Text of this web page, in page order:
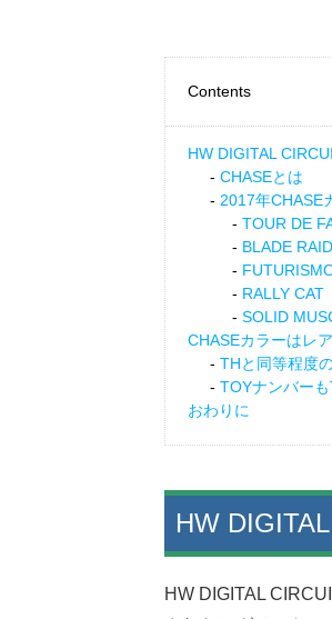
Contents
HW DIGITAL
CHASEとは
2017年CHASE
TOUR DE
BLADE
RALLY CAT
SOLID
CHASEカラーはレ
THと同等程度
TOYナンバー
おわりに
HW
HW DIGITAL